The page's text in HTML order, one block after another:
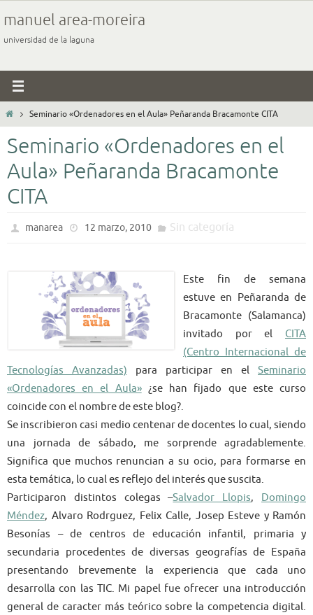
al
contenido
manuel area-moreira
universidad de la laguna
InicioSeminario «Ordenadores en el Aula» Peñaranda Bracamonte CITA
Seminario «Ordenadores en el
Aula» Peñaranda Bracamonte
CITA
manarea 12 marzo, 2010 Sin categoría
Este fin de semana
estuve en Peñaranda de
Bracamonte (Salamanca)
invitado por el CITA
(Centro Internacional de
Tecnologías Avanzadas) para participar en el Seminario
«Ordenadores en el Aula»¿se han fijado que este curso
coincide con el nombre de este blog?.
Se inscribieron casi medio centenar de docentes lo cual, siendo
una jornada de sábado, me sorprende agradablemente.
Significa que muchos renuncian a su ocio, para formarse en
esta temática, lo cual es reflejo del interés que suscita.
Participaron distintos colegas –Salvador Llopis, Domingo
Méndez, Alvaro Rodrguez, Felix Calle, Josep Esteve y Ramón
Besonías – de centros de educación infantil, primaria y
secundaria procedentes de diversas geografías de España
presentando brevemente la experiencia que cada uno
desarrolla con las TIC. Mi papel fue ofrecer una introducción
general de caracter más teórico sobre la competencia digital.